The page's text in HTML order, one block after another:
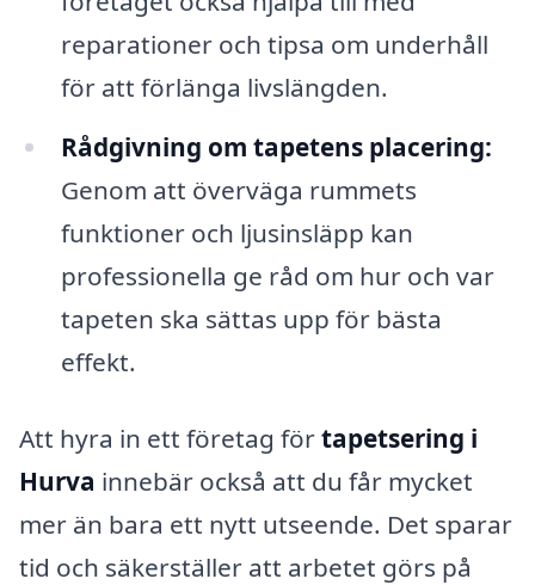
reparationer och tipsa om underhåll
för att förlänga livslängden.
Rådgivning om tapetens placering:
Genom att överväga rummets
funktioner och ljusinsläpp kan
professionella ge råd om hur och var
tapeten ska sättas upp för bästa
effekt.
Att hyra in ett företag förtapetsering i
Hurva innebär också att du får mycket
mer än bara ett nytt utseende. Det sparar
tid och säkerställer att arbetet görs på